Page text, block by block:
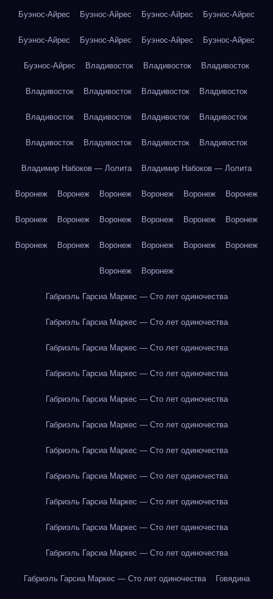
Буэнос-Айрес Буэнос-Айрес Буэнос-Айрес Буэнос-Айрес
Буэнос-Айрес Буэнос-Айрес Буэнос-Айрес Буэнос-Айрес
Буэнос-Айрес Владивосток Владивосток Владивосток
Владивосток Владивосток Владивосток Владивосток
Владивосток Владивосток Владивосток Владивосток
Владивосток Владивосток Владивосток Владивосток
Владимир Набоков — Лолита Владимир Набоков — Лолита
Воронеж Воронеж Воронеж Воронеж Воронеж Воронеж
Воронеж Воронеж Воронеж Воронеж Воронеж Воронеж
Воронеж Воронеж Воронеж Воронеж Воронеж Воронеж
Воронеж Воронеж
Габриэль Гарсиа Маркес — Сто лет одиночества
Габриэль Гарсиа Маркес — Сто лет одиночества
Габриэль Гарсиа Маркес — Сто лет одиночества
Габриэль Гарсиа Маркес — Сто лет одиночества
Габриэль Гарсиа Маркес — Сто лет одиночества
Габриэль Гарсиа Маркес — Сто лет одиночества
Габриэль Гарсиа Маркес — Сто лет одиночества
Габриэль Гарсиа Маркес — Сто лет одиночества
Габриэль Гарсиа Маркес — Сто лет одиночества
Габриэль Гарсиа Маркес — Сто лет одиночества
Габриэль Гарсиа Маркес — Сто лет одиночества
Габриэль Гарсиа Маркес — Сто лет одиночества Говядина